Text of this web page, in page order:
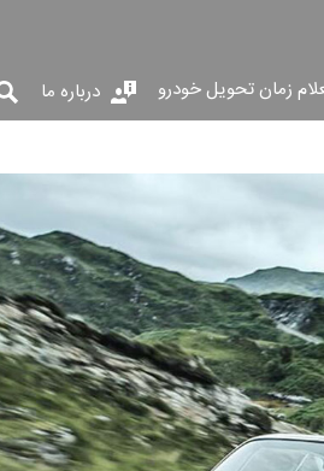
زمان تحویل خودرو درباره ما